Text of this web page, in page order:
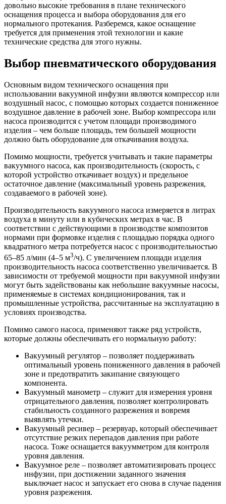
довольно высокие требования в плане технического
оснащения процесса и выбора оборудования для его
нормального протекания. Разберемся, какое оснащение
требуется для применения этой технологии и какие
технические средства для этого нужны.
Выбор пневматического оборудования
Основным видом технического оснащения при
использовании вакуумной инфузии являются компрессор или
воздушный насос, с помощью которых создается пониженное
воздушное давление в рабочей зоне. Выбор компрессора или
насоса производится с учетом площади производимого
изделия – чем больше площадь, тем большей мощности
должно быть оборудование для откачивания воздуха.
Помимо мощности, требуется учитывать и такие параметры
вакуумного насоса, как производительность (скорость, с
которой устройство откачивает воздух) и предельное
остаточное давление (максимальный уровень разрежения,
создаваемого в рабочей зоне).
Производительность вакуумного насоса измеряется в литрах
воздуха в минуту или в кубических метрах в час. В
соответствии с действующими в производстве композитов
нормами при формовке изделия с площадью порядка одного
квадратного метра потребуется насос с производительностью
65–85 л/мин (4–5 м3/ч). С увеличением площади изделия
производительность насоса соответственно увеличивается. В
зависимости от требуемой мощности при вакуумной инфузии
могут быть задействованы как небольшие вакуумные насосы,
применяемые в системах кондиционирования, так и
промышленные устройства, рассчитанные на эксплуатацию в
условиях производства.
Помимо самого насоса, применяют также ряд устройств,
которые должны обеспечивать его нормальную работу:
Вакуумный регулятор – позволяет поддерживать
оптимальный уровень пониженного давления в рабочей
зоне и предотвратить закипание связующего
компонента.
Вакуумный манометр – служит для измерения уровня
отрицательного давления, позволяет контролировать
стабильность созданного разрежения и вовремя
выявлять утечки.
Вакуумный ресивер – резервуар, который обеспечивает
отсутствие резких перепадов давления при работе
насоса. Тоже оснащается вакуумметром для контроля
уровня давления.
Вакуумное реле – позволяет автоматизировать процесс
инфузии, при достижении заданного значения
выключает насос и запускает его снова в случае падения
уровня разрежения.